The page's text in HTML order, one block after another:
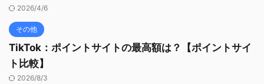
2026/4/6
その他
TikTok：ポイントサイトの最高額は？【ポイントサイ
ト比較】
2026/8/3